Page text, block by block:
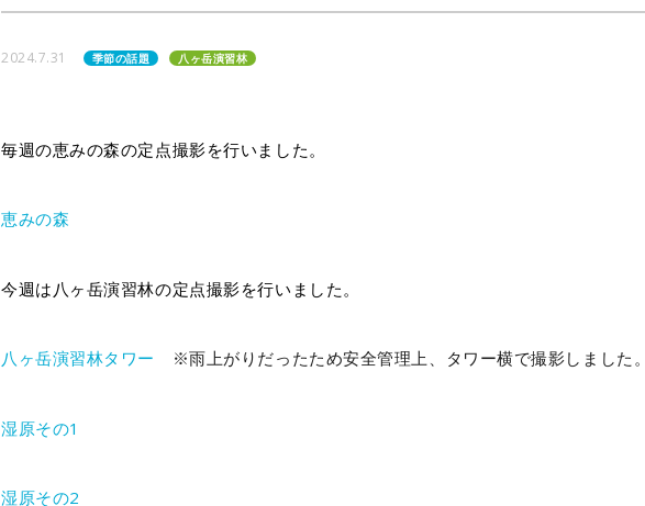
2024.7.31 季節の話題 八ヶ岳演習林
毎週の恵みの森の定点撮影を行いました。
恵みの森
今週は八ヶ岳演習林の定点撮影を行いました。
八ヶ岳演習林タワー ※雨上がりだったため安全管理上、タワー横で撮影しました
湿原その1
湿原その2